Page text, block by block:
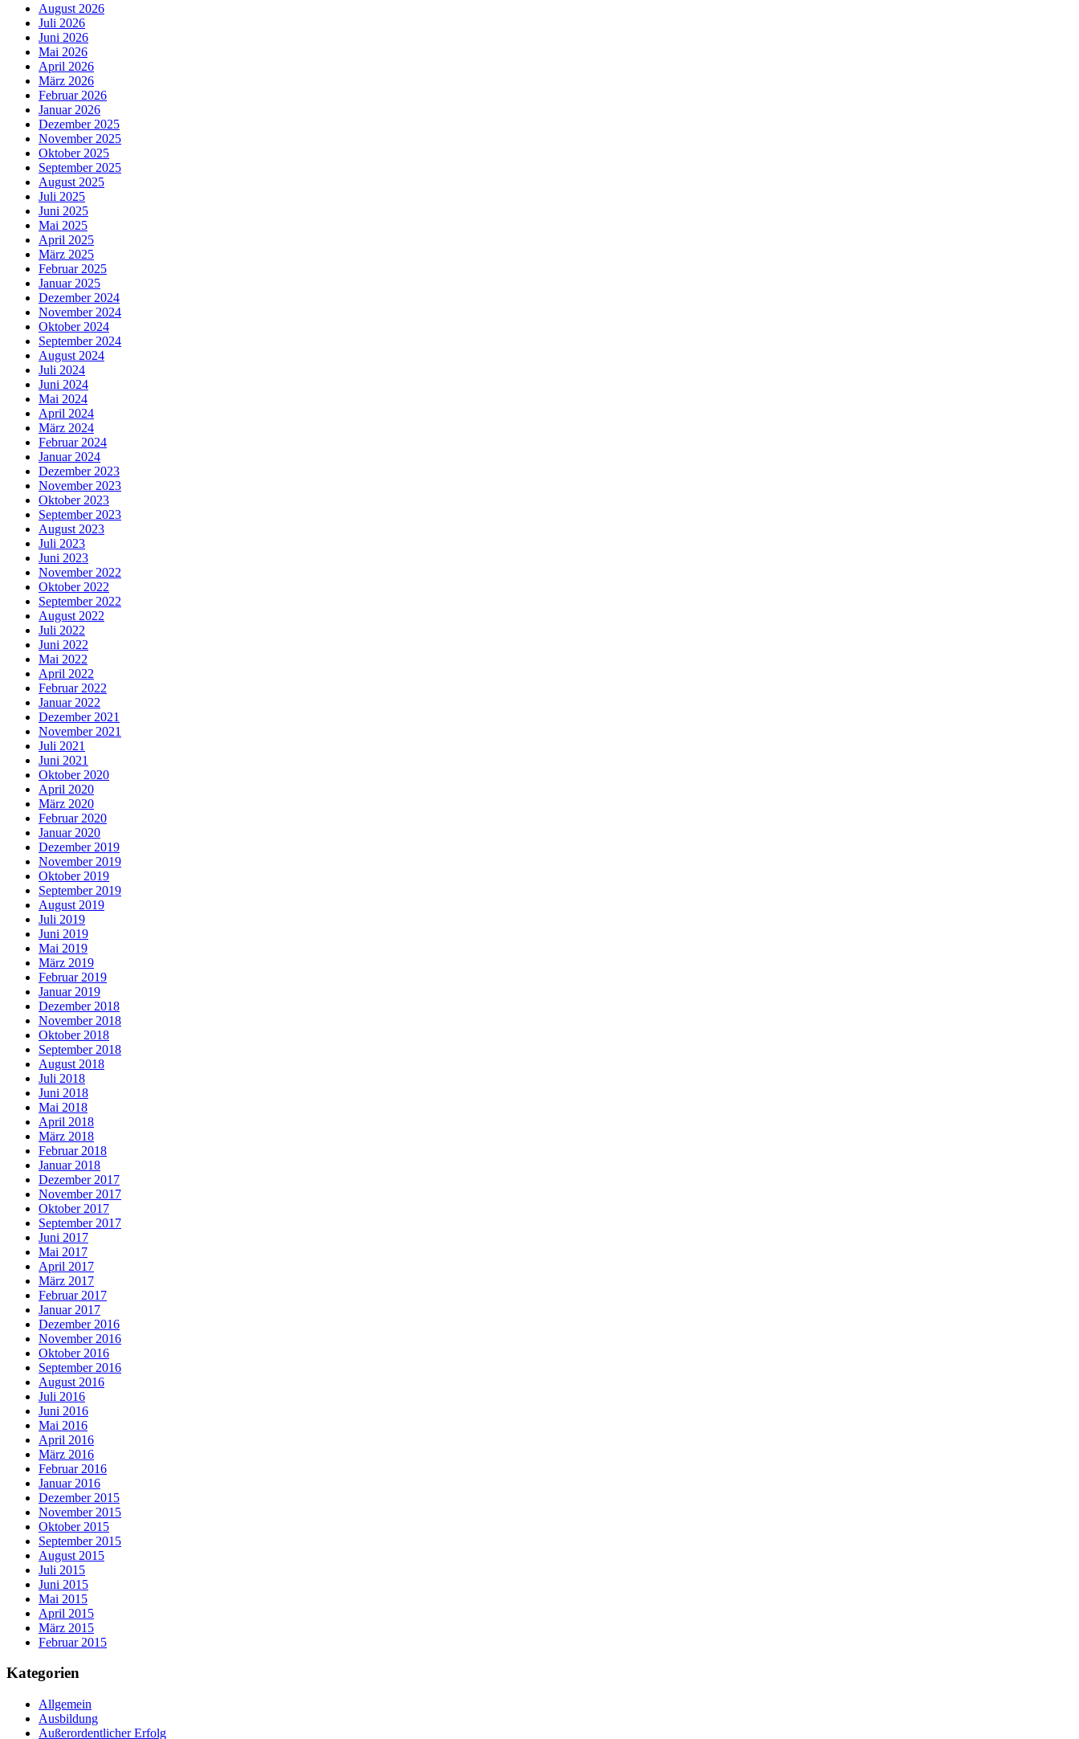
August 2026
Juli 2026
Juni 2026
Mai 2026
April 2026
März 2026
Februar 2026
Januar 2026
Dezember 2025
November 2025
Oktober 2025
September 2025
August 2025
Juli 2025
Juni 2025
Mai 2025
April 2025
März 2025
Februar 2025
Januar 2025
Dezember 2024
November 2024
Oktober 2024
September 2024
August 2024
Juli 2024
Juni 2024
Mai 2024
April 2024
März 2024
Februar 2024
Januar 2024
Dezember 2023
November 2023
Oktober 2023
September 2023
August 2023
Juli 2023
Juni 2023
November 2022
Oktober 2022
September 2022
August 2022
Juli 2022
Juni 2022
Mai 2022
April 2022
Februar 2022
Januar 2022
Dezember 2021
November 2021
Juli 2021
Juni 2021
Oktober 2020
April 2020
März 2020
Februar 2020
Januar 2020
Dezember 2019
November 2019
Oktober 2019
September 2019
August 2019
Juli 2019
Juni 2019
Mai 2019
März 2019
Februar 2019
Januar 2019
Dezember 2018
November 2018
Oktober 2018
September 2018
August 2018
Juli 2018
Juni 2018
Mai 2018
April 2018
März 2018
Februar 2018
Januar 2018
Dezember 2017
November 2017
Oktober 2017
September 2017
Juni 2017
Mai 2017
April 2017
März 2017
Februar 2017
Januar 2017
Dezember 2016
November 2016
Oktober 2016
September 2016
August 2016
Juli 2016
Juni 2016
Mai 2016
April 2016
März 2016
Februar 2016
Januar 2016
Dezember 2015
November 2015
Oktober 2015
September 2015
August 2015
Juli 2015
Juni 2015
Mai 2015
April 2015
März 2015
Februar 2015
Kategorien
Allgemein
Ausbildung
Außerordentlicher Erfolg